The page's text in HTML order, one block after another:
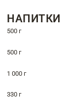
НАПИТКИ
500 г
500 г
1 000 г
330 г